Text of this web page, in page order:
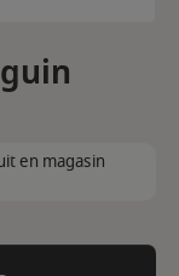
en magasin